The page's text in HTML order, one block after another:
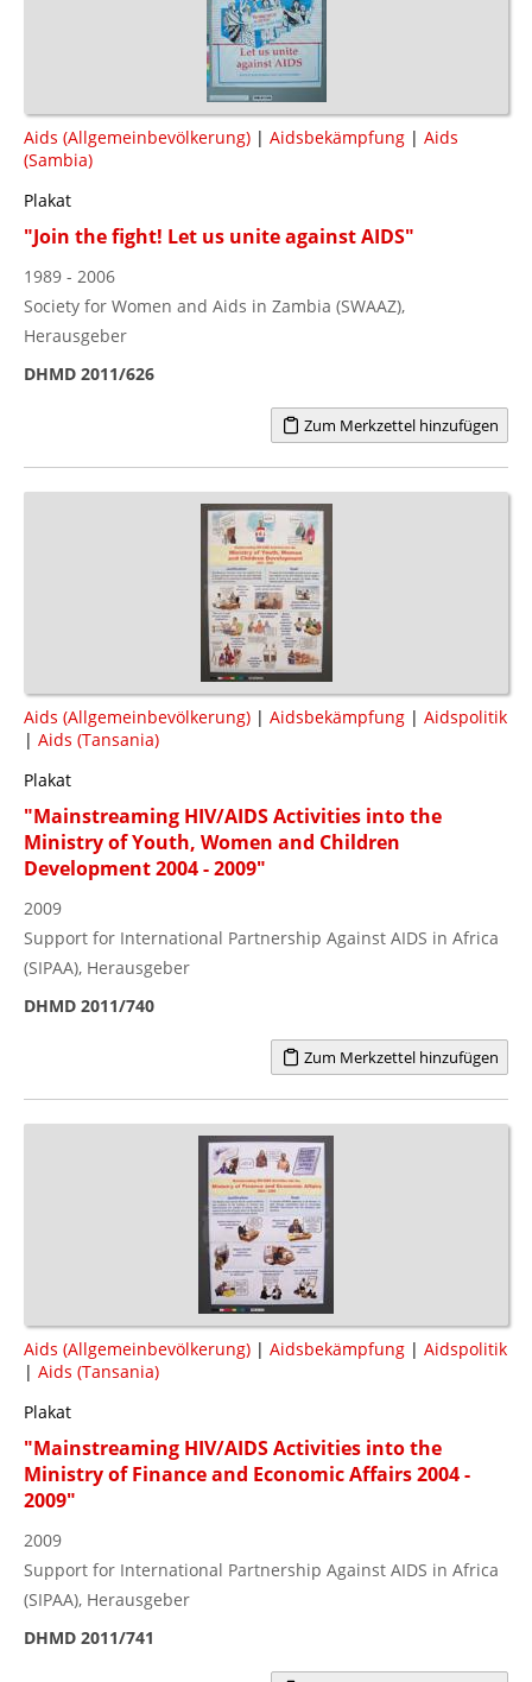
Aids (Allgemeinbevölkerung) | Aidsbekämpfung | Aids
(Sambia)
Plakat
"Join the fight! Let us unite against AIDS"
1989 - 2006
Society for Women and Aids in Zambia (SWAAZ),
Herausgeber
DHMD 2011/626
Zum Merkzettel hinzufügen
Aids (Allgemeinbevölkerung) | Aidsbekämpfung | Aidspolitik
| Aids (Tansania)
Plakat
"Mainstreaming HIV/AIDS Activities into the
Ministry of Youth, Women and Children
Development 2004 - 2009"
2009
Support for International Partnership Against AIDS in Africa
(SIPAA), Herausgeber
DHMD 2011/740
Zum Merkzettel hinzufügen
Aids (Allgemeinbevölkerung) | Aidsbekämpfung | Aidspolitik
| Aids (Tansania)
Plakat
"Mainstreaming HIV/AIDS Activities into the
Ministry of Finance and Economic Affairs 2004 -
2009"
2009
Support for International Partnership Against AIDS in Africa
(SIPAA), Herausgeber
DHMD 2011/741